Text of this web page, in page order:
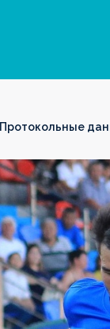
Протокольные